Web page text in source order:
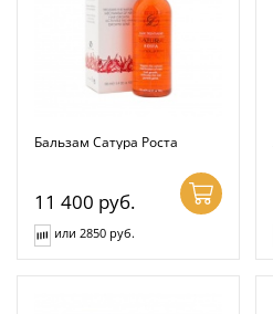
Бальзам Сатура Роста
11 400 руб.
или 2850 руб.